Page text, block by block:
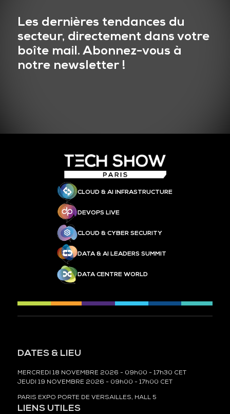
Les dernières tendances du
secteur, directement dans votre
boîte mail. Abonnez-vous à
notre newsletter !
CLOUD & AI INFRASTRUCTURE
DEVOPS LIVE
CLOUD & CYBER SECURITY
DATA & AI LEADERS SUMMIT
DATA CENTRE WORLD
DATES & LIEU
MERCREDI 18 NOVEMBRE 2026 - 09h00 - 17h30 CET
JEUDI 19 NOVEMBRE 2026 - 09h00 - 17h00 CET
PARIS EXPO PORTE DE VERSAILLES, HALL 5
LIENS UTILES